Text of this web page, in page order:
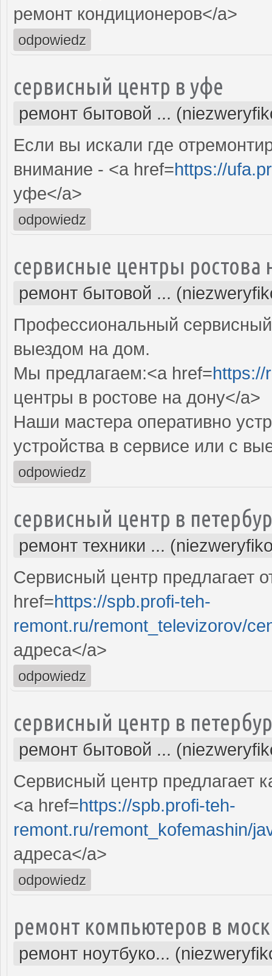
ремонт кондиционеров</a>
odpowiedz
сервисный центр в уфе
ремонт бытовой ...
Если вы искали где
внимание - <a href=https://
уфе</a>
odpowiedz
сервисные центры ростова
ремонт бытовой ...
Профессиональный
выездом на дом.
Мы предлагаем:<a href=https://
центры в ростове на дону</a>
Наши мастера оперативно
устройства в сервисе или с
odpowiedz
сервисный центр в
ремонт техники ...
Сервисный центр предлагает
href=https://spb.profi-teh-
remont.ru/remont_televizorov/
адреса</a>
odpowiedz
сервисный центр в
ремонт бытовой ...
Сервисный центр предлагает
<a href=https://spb.profi-teh-
remont.ru/remont_kofemashin/
адреса</a>
odpowiedz
ремонт компьютеров в
ремонт ноутбуко...